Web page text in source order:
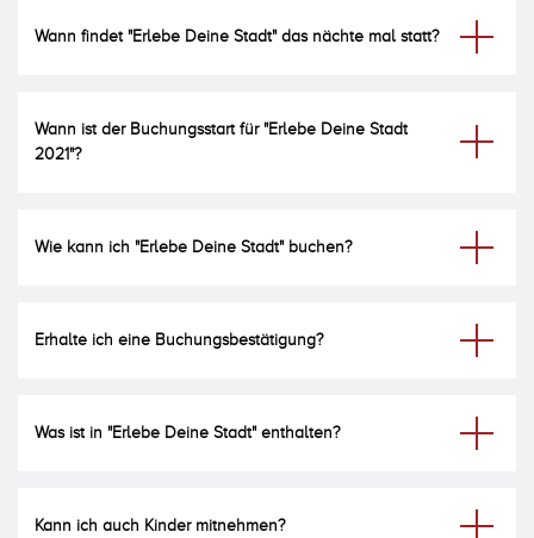
Wann findet "Erlebe Deine Stadt" das nächte mal statt?
Wann ist der Buchungsstart für "Erlebe Deine Stadt
2021"?
Wie kann ich "Erlebe Deine Stadt" buchen?
Erhalte ich eine Buchungsbestätigung?
Was ist in "Erlebe Deine Stadt" enthalten?
Kann ich auch Kinder mitnehmen?